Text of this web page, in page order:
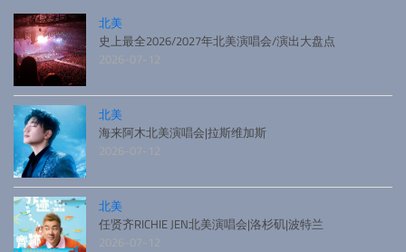
北美
史上最全2026/2027年北美演唱会/演出大盘点
2026-07-12
北美
海来阿木北美演唱会|拉斯维加斯
2026-07-12
北美
任贤齐RICHIE JEN北美演唱会|洛杉矶|波特兰
2026-07-12